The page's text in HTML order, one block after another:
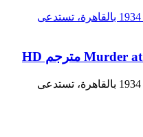
فيلم إثارة تدور أحداثه في عام 1934 بالقاهرة، تستدعى
فيلم إثارة تدور أحداثه في عام 1934 بالقاهرة، تستدعى